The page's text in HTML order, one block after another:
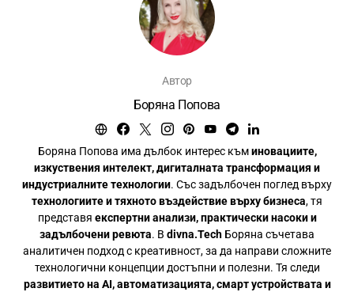
Автор
Боряна Попова
Боряна Попова има дълбок интерес къминовациите,
изкуствения интелект, дигиталната трансформация и
индустриалните технологии. Със задълбочен поглед върху
технологиите и тяхното въздействие върху бизнеса, тя
представя експертни анализи, практически насоки и
задълбочени ревюта. В divna.Tech Боряна съчетава
аналитичен подход с креативност, за да направи сложните
технологични концепции достъпни и полезни. Тя следи
развитието на AI, автоматизацията, смарт устройствата и